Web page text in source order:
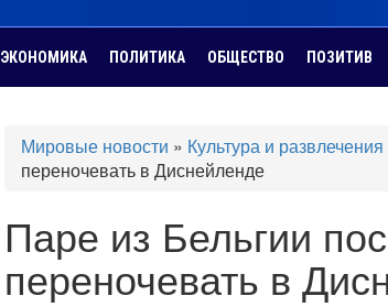
ЭКОНОМИКА ПОЛИТИКА ОБЩЕСТВО ПОЗИТИВ
Мировые новости » Культура и развлечения
переночевать в Диснейленде
Паре из Бельгии
переночевать в